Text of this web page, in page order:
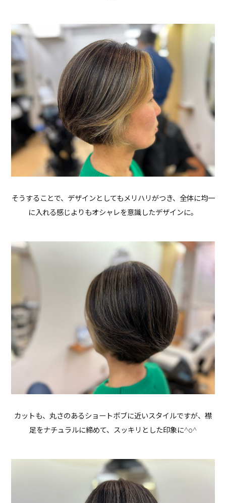
そうすることで、デザインとしてもメリハリがつき、全体に均一
に入れる感じよりもオシャレを意識したデザインに。
カットも、丸さのあるショートボブに近いスタイルですが、襟
足をナチュラルに締めて、スッキリとした印象に^o^